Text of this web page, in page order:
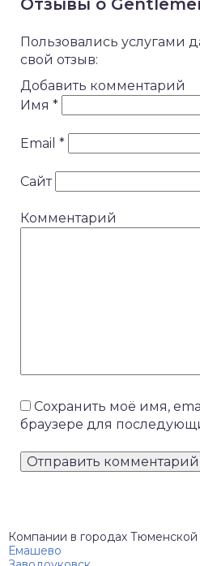
Пользовались услугами
свой отзыв:
Добавить комментарий
Имя *
Email *
Сайт
Комментарий
Сохранить моё имя,
браузере для
Компании в городах Тюменской
Емашево